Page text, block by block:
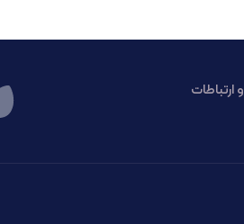
ارتباطات